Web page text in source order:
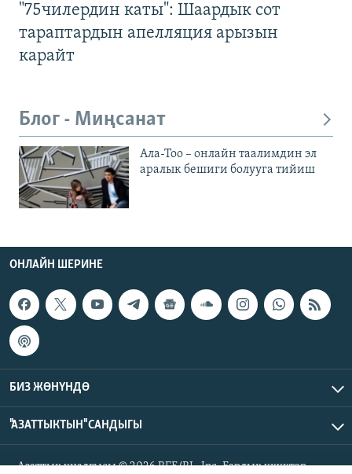
"75чилердин каты": Шаардык сот
тараптардын апелляция арызын
карайт
Блог - Миңсанат
Ала-Тоо – онлайн таалимдин эл
аралык бешиги болууга тийиш
ОНЛАЙН ШЕРИНЕ
БИЗ ЖӨНҮНДӨ
"АЗАТТЫКТЫН" САНДЫГЫ
Азаттык үналгысы © 2026 RFE/RL, Inc. Бардык укуктар